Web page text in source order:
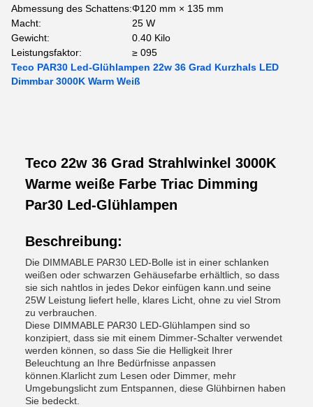
Abmessung des Schattens:Φ120 mm × 135 mm
Macht:
25 W
Gewicht:
0.40 Kilo
Leistungsfaktor:
≥ 095
Teco PAR30 Led-Glühlampen 22w 36 Grad Kurzhals LED
Dimmbar 3000K Warm Weiß
Teco 22w 36 Grad Strahlwinkel 3000K
Warme weiße Farbe Triac Dimming
Par30 Led-Glühlampen
Beschreibung:
Die DIMMABLE PAR30 LED-Bolle ist in einer schlanken
weißen oder schwarzen Gehäusefarbe erhältlich, so dass
sie sich nahtlos in jedes Dekor einfügen kann.und seine
25W Leistung liefert helle, klares Licht, ohne zu viel Strom
zu verbrauchen.
Diese DIMMABLE PAR30 LED-Glühlampen sind so
konzipiert, dass sie mit einem Dimmer-Schalter verwendet
werden können, so dass Sie die Helligkeit Ihrer
Beleuchtung an Ihre Bedürfnisse anpassen
können.Klarlicht zum Lesen oder Dimmer, mehr
Umgebungslicht zum Entspannen, diese Glühbirnen haben
Sie bedeckt.